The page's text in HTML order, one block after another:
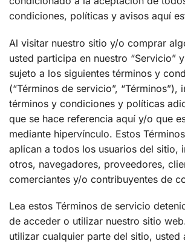
condiciones, políticas y avisos aquí
Al visitar nuestro sitio y/o comprar
usted participa en nuestro “Servicio”
sujeto a los siguientes términos y
(“Términos de servicio”, “Términos”),
términos y condiciones y políticas
que se hace referencia aquí y/o que
mediante hipervínculo. Estos
aplican a todos los usuarios del sitio,
otros, navegadores, proveedores,
comerciantes y/o contribuyentes de
Lea estos Términos de servicio
de acceder o utilizar nuestro sitio
utilizar cualquier parte del sitio, usted